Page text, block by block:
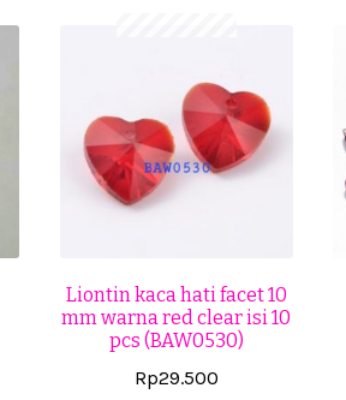
Liontin kaca hati facet 10
mm warna red clear isi 10
pcs (BAW0530)
Rp29.500